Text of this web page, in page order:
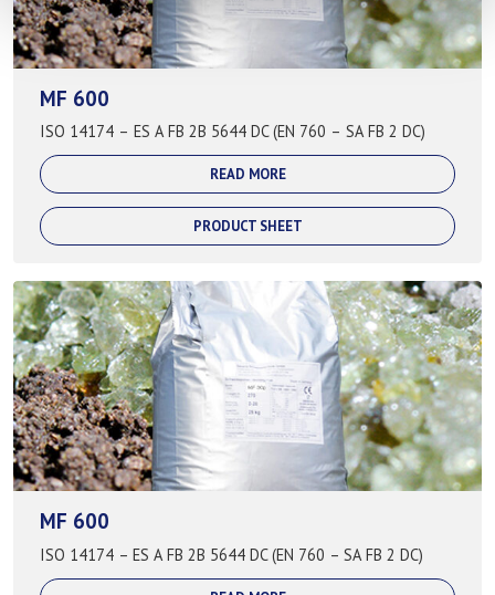
MF 600
ISO 14174 – ES A FB 2B 5644 DC (EN 760 – SA FB 2 DC)
READ MORE
PRODUCT SHEET
MF 600
ISO 14174 – ES A FB 2B 5644 DC (EN 760 – SA FB 2 DC)